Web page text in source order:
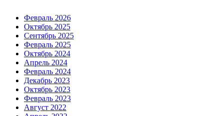
Февраль 2026
Октябрь 2025
Сентябрь 2025
Февраль 2025
Октябрь 2024
Апрель 2024
Февраль 2024
Декабрь 2023
Октябрь 2023
Февраль 2023
Август 2022